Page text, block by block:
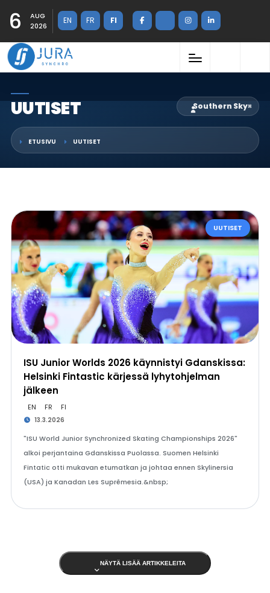
6
AUG
2026
EN FR FI
UUTISET Southern Sky×
ETUSIVU UUTISET
UUTISET
ISU Junior Worlds 2026 käynnistyi Gdanskissa:
Helsinki Fintastic kärjessä lyhytohjelman
jälkeen
EN FR FI
13.3.2026
"ISU World Junior Synchronized Skating Championships 2026"
alkoi perjantaina Gdanskissa Puolassa. Suomen Helsinki
Fintatic otti mukavan etumatkan ja johtaa ennen Skylinersia
(USA) ja Kanadan Les Suprêmesia.&nbsp;
NÄYTÄ LISÄÄ ARTIKKELEITA